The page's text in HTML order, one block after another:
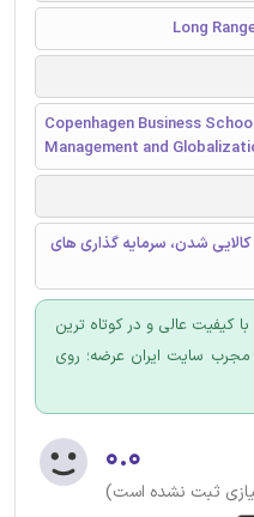
Copenhagen Business
Management and
شدن، سرمایه گذاری های
کیفیت عالی و در کوتاه ترین
سایت ایران عرضه؛ روی
۰.۰
ثبت نشده است)